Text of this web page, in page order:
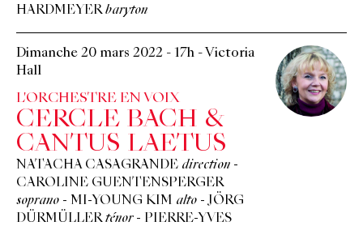
HARDMEYER baryton
Dimanche 20 mars 2022 - 17h - Victoria
Hall
L'ORCHESTRE EN VOIX
CERCLE BACH &
CANTUS LAETUS
NATACHA CASAGRANDE direction -
CAROLINE GUENTENSPERGER
soprano - MI-YOUNG KIM alto - JÖRG
DÜRMÜLLER ténor - PIERRE-YVES